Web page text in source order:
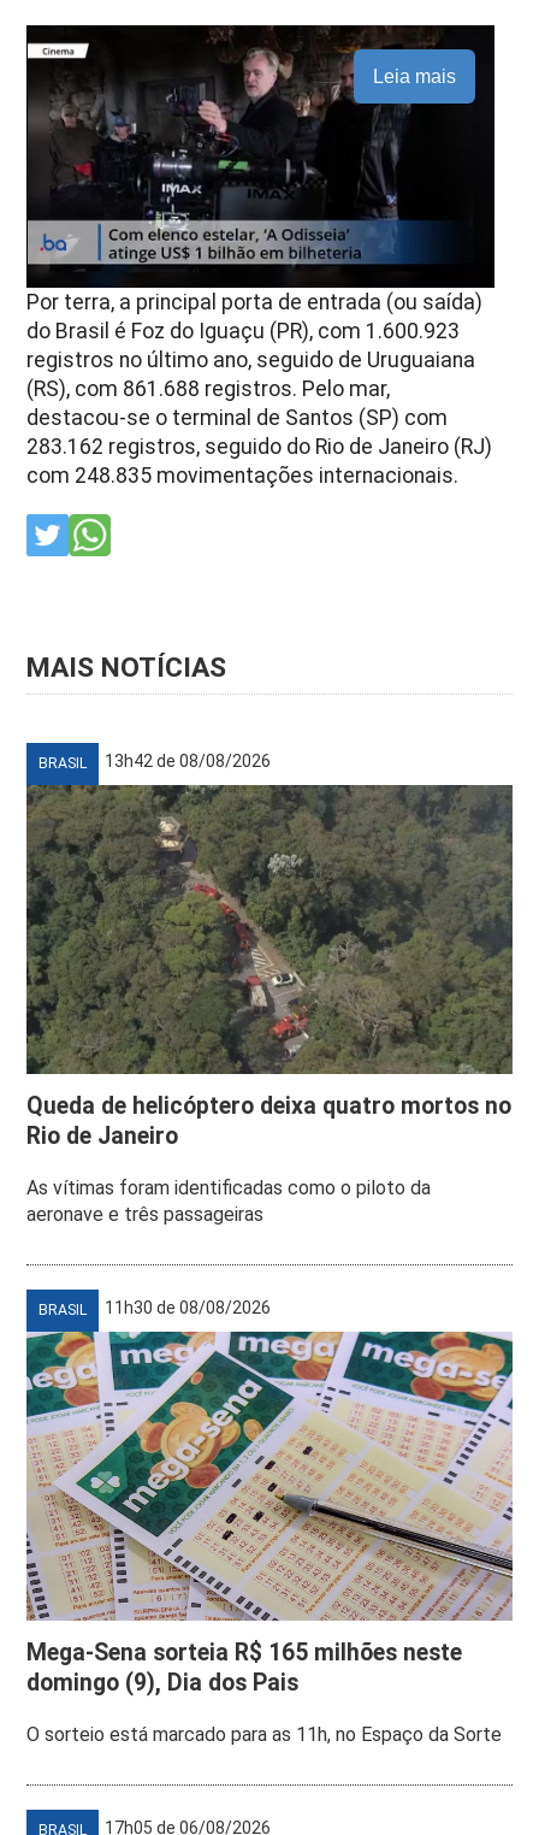
Leia mais
Por terra, a principal porta de entrada (ou saída)
do Brasil é Foz do Iguaçu (PR), com 1.600.923
registros no último ano, seguido de Uruguaiana
(RS), com 861.688 registros. Pelo mar,
destacou-se o terminal de Santos (SP) com
283.162 registros, seguido do Rio de Janeiro (RJ)
com 248.835 movimentações internacionais.
MAIS NOTÍCIAS
BRASIL 13h42 de 08/08/2026
Queda de helicóptero deixa quatro mortos no
Rio de Janeiro
As vítimas foram identificadas como o piloto da
aeronave e três passageiras
BRASIL 11h30 de 08/08/2026
Mega-Sena sorteia R$ 165 milhões neste
domingo (9), Dia dos Pais
O sorteio está marcado para as 11h, no Espaço da Sorte
BRASIL 17h05 de 06/08/2026